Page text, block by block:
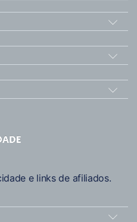
e links de afiliados.